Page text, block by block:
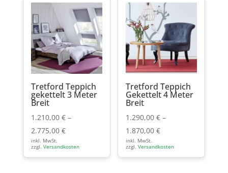
Tretford Teppich
gekettelt 3 Meter
Breit
1.210,00 €–
2.775,00 €
inkl. MwSt.
zzgl. Versandkosten
Tretford Teppich
Gekettelt 4 Meter
Breit
1.290,00€ –
1.870,00€
inkl. MwSt.
zzgl.Versandkosten